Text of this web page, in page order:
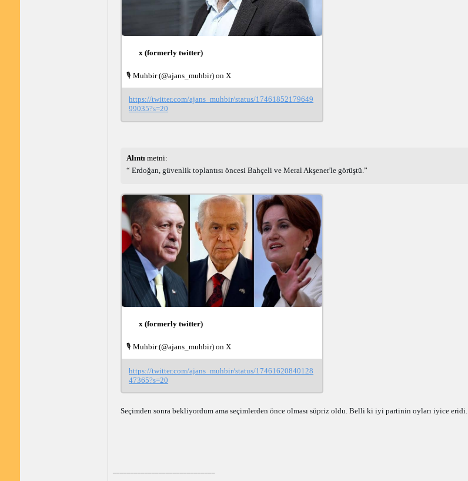
x (formerly twitter)
🎙 Muhbir (@ajans_muhbir) on X
https://twitter.com/ajans_muhbir/status/17461852179649
99035?s=20
Alıntı metni:
Erdoğan, güvenlik toplantısı öncesi Bahçeli ve Meral Akşener'le görüştü.
x (formerly twitter)
🎙 Muhbir (@ajans_muhbir) on X
https://twitter.com/ajans_muhbir/status/17461620840128
47365?s=20
Seçimden sonra bekliyordum ama seçimlerden önce olması süpriz oldu. Belli ki iyi partinin oyları iyice eridi.